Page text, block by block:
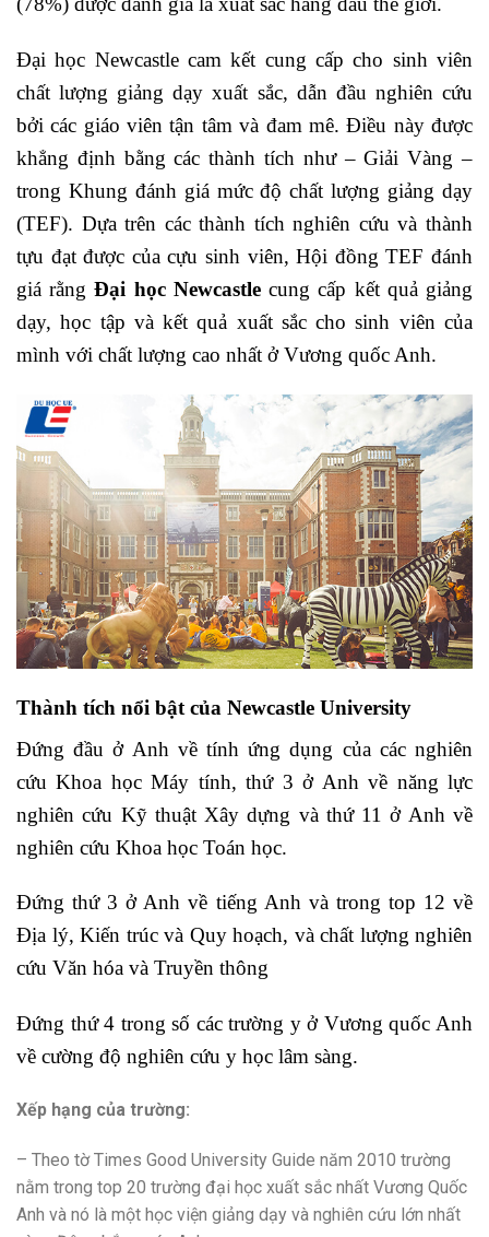
Đại học Newcastle cam kết cung cấp cho sinh viên
chất lượng giảng dạy xuất sắc, dẫn đầu nghiên cứu
bởi các giáo viên tận tâm và đam mê. Điều này được
khẳng định bằng các thành tích như – Giải Vàng –
trong Khung đánh giá mức độ chất lượng giảng dạy
(TEF). Dựa trên các thành tích nghiên cứu và thành
tựu đạt được của cựu sinh viên, Hội đồng TEF đánh
giá rằngĐại học Newcastlecung cấp kết quả giảng
dạy, học tập và kết quả xuất sắc cho sinh viên của
mình với chất lượng cao nhất ở Vương quốc Anh.
Thành tích nổi bật của Newcastle University
Đứng đầu ở Anh về tính ứng dụng của các nghiên
cứu Khoa học Máy tính, thứ 3 ở Anh về năng lực
nghiên cứu Kỹ thuật Xây dựng và thứ 11 ở Anh về
nghiên cứu Khoa học Toán học.
Đứng thứ 3 ở Anh về tiếng Anh và trong top 12 về
Địa lý, Kiến trúc và Quy hoạch, và chất lượng nghiên
cứu Văn hóa và Truyền thông
Đứng thứ 4 trong số các trường y ở Vương quốc Anh
về cường độ nghiên cứu y học lâm sàng.
Xếp hạng của trường:
– Theo tờ Times Good University Guide năm 2010 trường
nằm trong top 20 trường đại học xuất sắc nhất Vương Quốc
Anh và nó là một học viện giảng dạy và nghiên cứu lớn nhất